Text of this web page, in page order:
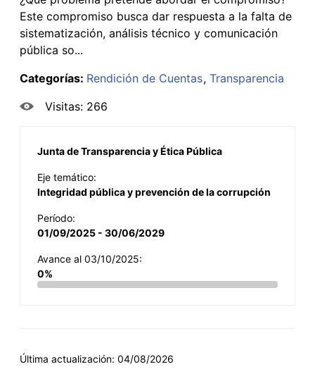
Este compromiso busca dar respuesta a la falta de
sistematización, análisis técnico y comunicación
pública so...
Categorías: Rendición de Cuentas Transparencia
Visitas: 266
Junta de Transparencia y Ética Pública
Eje temático:
Integridad pública y prevención de la corrupción
Período:
01/09/2025 - 30/06/2029
Avance al 03/10/2025:
0%
Última actualización: 04/08/2026